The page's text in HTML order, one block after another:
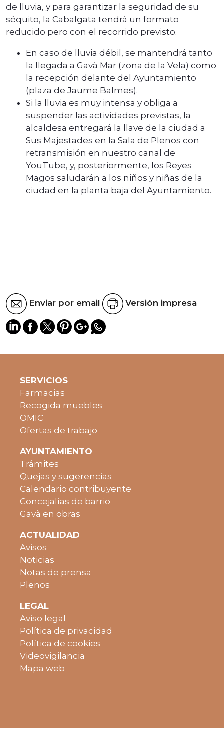
de lluvia, y para garantizar la seguridad de su
séquito, la Cabalgata tendrá un formato
reducido pero con el recorrido previsto.
En caso de lluvia débil, se mantendrá tanto
la llegada a Gavà Mar (zona de la Vela) como
la recepción delante del Ayuntamiento
(plaza de Jaume Balmes).
Si la lluvia es muy intensa y obliga a
suspender las actividades previstas, la
alcaldesa entregará la llave de la ciudad a
Sus Majestades en la Sala de Plenos con
retransmisión en nuestro canal de
YouTube, y, posteriormente, los Reyes
Magos saludarán a los niños y niñas de la
ciudad en la planta baja del Ayuntamiento.
Enviar por email Versión impresa
SERVICIOS
Farmacias
Recogida muebles
OMIC
Ofertas de trabajo
AYUNTAMIENTO
Trámites
Quejas y sugerencias
Calendario contribuyente
Concejalías de barrio
Gavà en obras
ACTUALIDAD
Avisos
Noticias
Notas de prensa
Plenos
LEGAL
Aviso legal
Política de privacidad
Política de cookies
Videovigilancia
Mapa web